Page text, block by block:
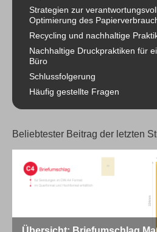
Strategien zur
Optimierung des
Recycling und nachhaltige
Nachhaltige Druckpraktiken für
Büro
Schlussfolgerung
Häufig gestellte Fragen
Beliebtester Beitrag der letzten